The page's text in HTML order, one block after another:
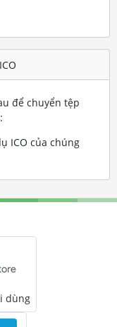
để chuyển tệp
:
ICO của chúng
dùng